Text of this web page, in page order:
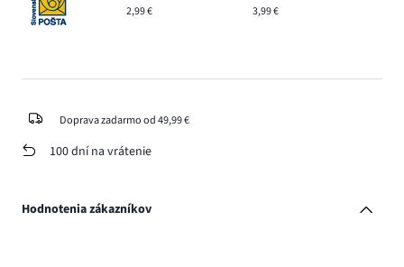
2,99 € 3,99 €
Doprava zadarmo od 49,99 €
100 dní na vrátenie
Hodnotenia zákazníkov